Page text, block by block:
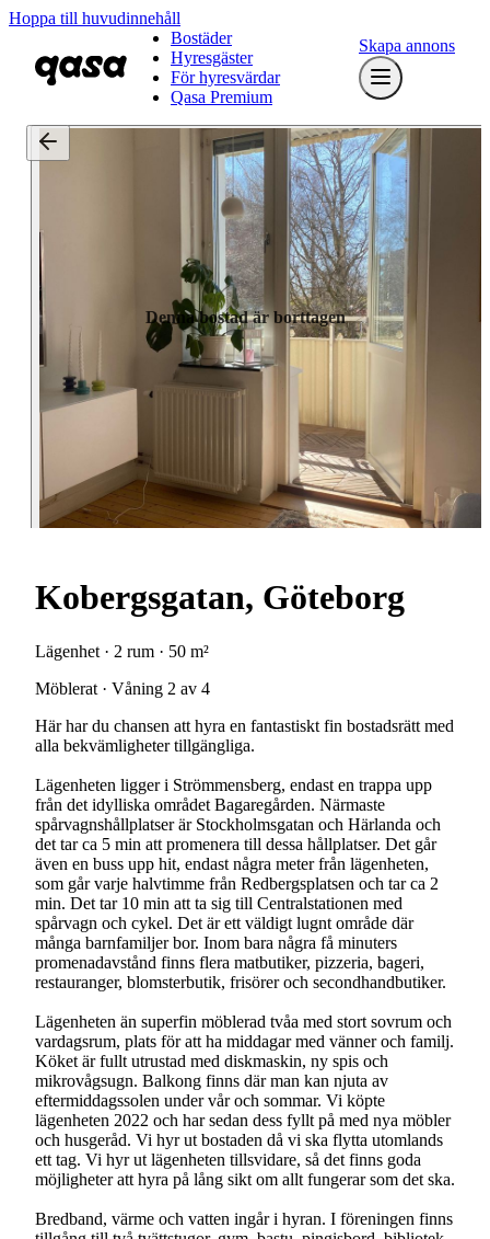
Hoppa till huvudinnehåll
Bostäder
Hyresgäster
För hyresvärdar
Qasa Premium
Skapa annons
Denna bostad är borttagen
Kobergsgatan, Göteborg
Lägenhet · 2 rum · 50 m²
Möblerat · Våning 2 av 4
Här har du chansen att hyra en fantastiskt fin bostadsrätt med
alla bekvämligheter tillgängliga.
Lägenheten ligger i Strömmensberg, endast en trappa upp
från det idylliska området Bagaregården. Närmaste
spårvagnshållplatser är Stockholmsgatan och Härlanda och
det tar ca 5 min att promenera till dessa hållplatser. Det går
även en buss upp hit, endast några meter från lägenheten,
som går varje halvtimme från Redbergsplatsen och tar ca 2
min. Det tar 10 min att ta sig till Centralstationen med
spårvagn och cykel. Det är ett väldigt lugnt område där
många barnfamiljer bor. Inom bara några få minuters
promenadavstånd finns flera matbutiker, pizzeria, bageri,
restauranger, blomsterbutik, frisörer och secondhandbutiker.
Lägenheten än superfin möblerad tvåa med stort sovrum och
vardagsrum, plats för att ha middagar med vänner och familj.
Köket är fullt utrustad med diskmaskin, ny spis och
mikrovågsugn. Balkong finns där man kan njuta av
eftermiddagssolen under vår och sommar. Vi köpte
lägenheten 2022 och har sedan dess fyllt på med nya möbler
och husgeråd. Vi hyr ut bostaden då vi ska flytta utomlands
ett tag. Vi hyr ut lägenheten tillsvidare, så det finns goda
möjligheter att hyra på lång sikt om allt fungerar som det ska.
Bredband, värme och vatten ingår i hyran. I föreningen finns